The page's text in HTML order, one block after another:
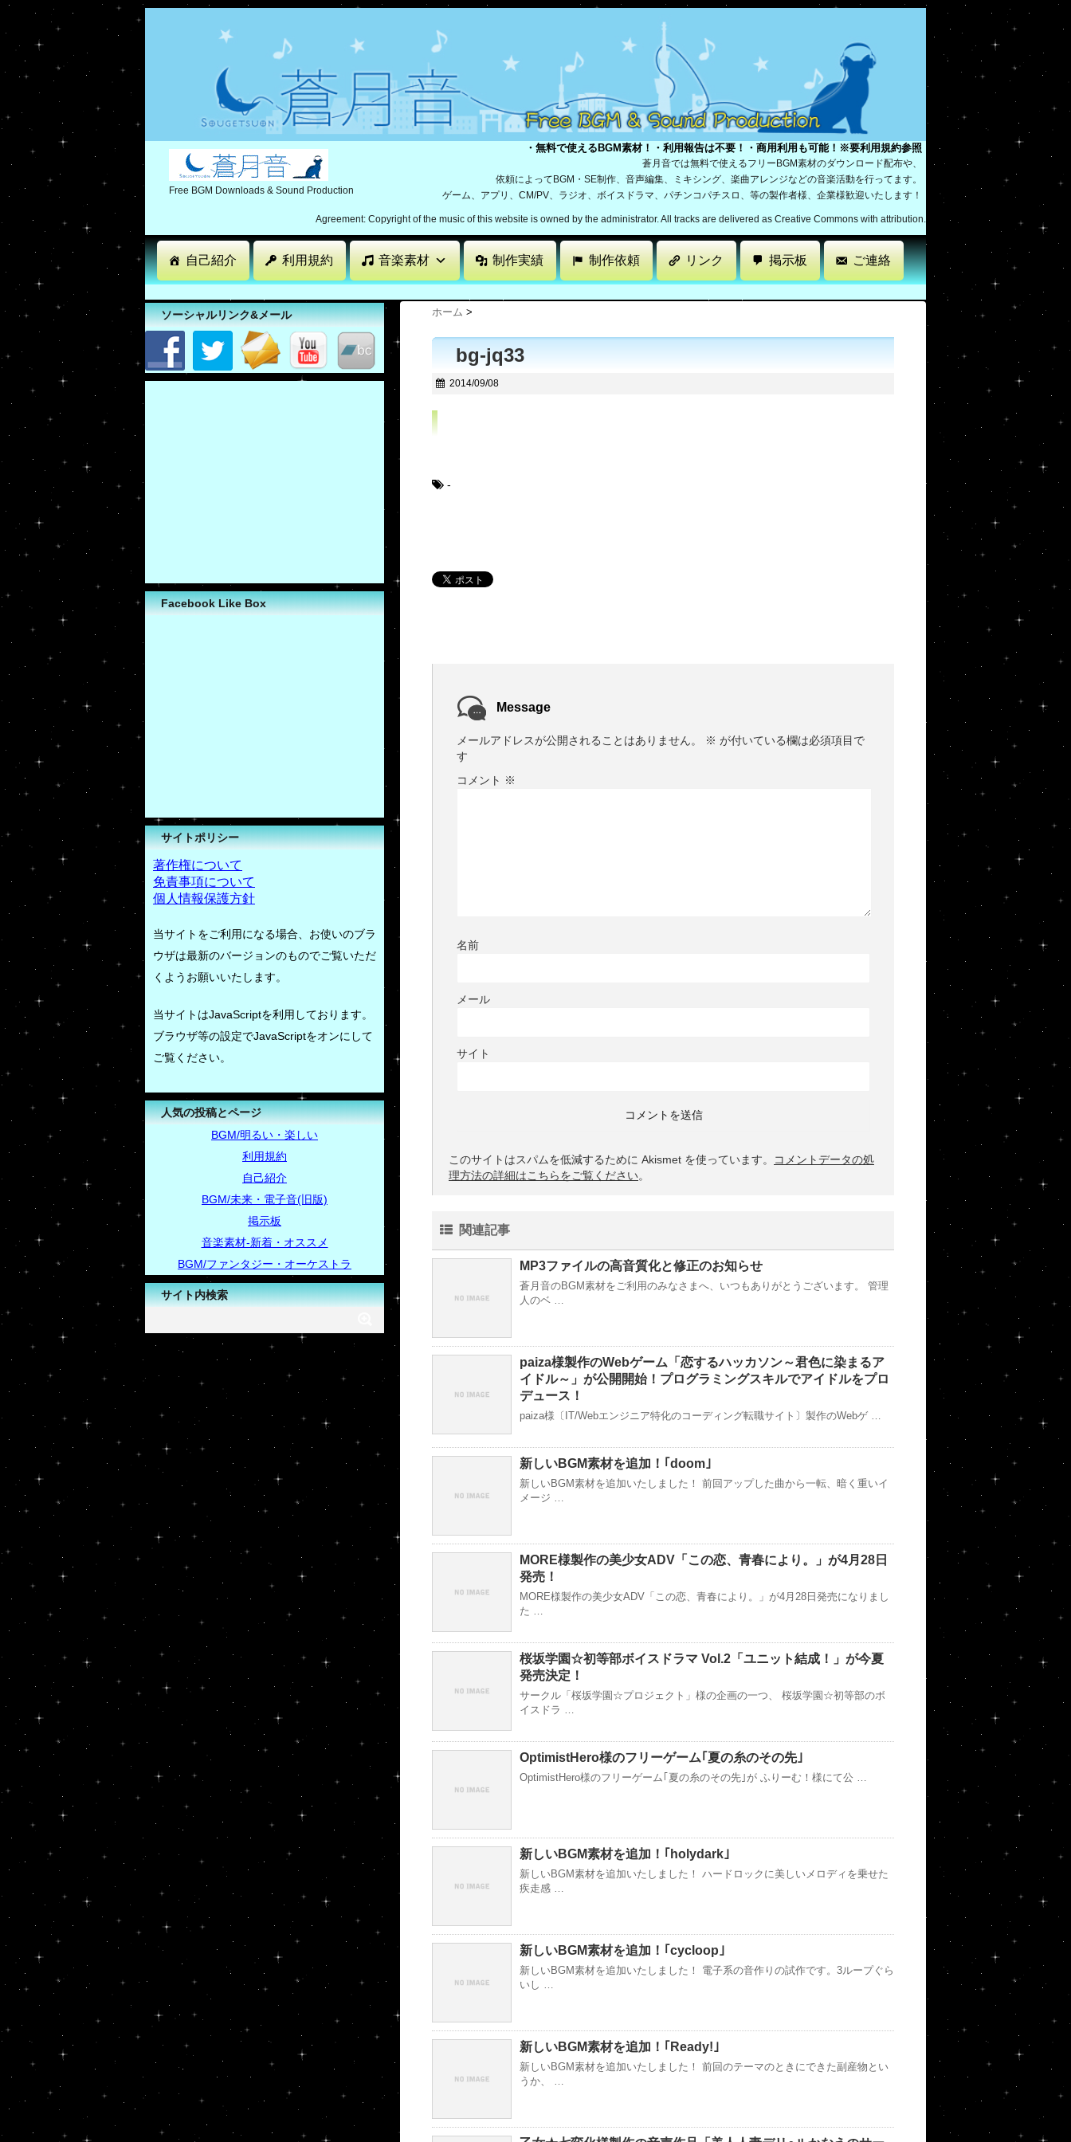
Free BGM Downloads & Sound Production
・無料で使えるBGM素材！・利用報告は不要！・商用利用も可能！※要利用規約参照
蒼月音では無料で使えるフリーBGM素材のダウンロード配布や、
依頼によってBGM・SE制作、音声編集、ミキシング、楽曲アレンジなどの音楽活動を行ってます。
ゲーム、アプリ、CM/PV、ラジオ、ボイスドラマ、パチンコパチスロ、等の製作者様、企業様歓迎いたします！
Agreement: Copyright of the music of this website is owned by the administrator. All tracks are delivered as Creative Commons with attribution.
自己紹介 利用規約 音楽素材 制作実績 制作依頼 リンク 掲示板 ご連絡
ホーム >
bg-jq33
2014/09/08
-
Message
メールアドレスが公開されることはありません。 ※ が付いている欄は必須項目で
す
コメント ※
名前
メール
サイト
このサイトはスパムを低減するために Akismet を使っています。
コメントデータの処
理方法の詳細はこちらをご覧ください。
関連記事
MP3ファイルの高音質化と修正のお知らせ
蒼月音のBGM素材をご利用のみなさまへ、いつもありがとうございます。 管理
人のベ …
paiza様製作のWebゲーム「恋するハッカソン～君色に染まるア
イドル～」が公開開始！プログラミングスキルでアイドルをプロ
デュース！
paiza様〔IT/Webエンジニア特化のコーディング転職サイト〕製作のWebゲ …
新しいBGM素材を追加！｢doom｣
新しいBGM素材を追加いたしました！ 前回アップした曲から一転、暗く重いイ
メージ …
MORE様製作の美少女ADV「この恋、青春により。」が4月28日
発売！
MORE様製作の美少女ADV「この恋、青春により。」が4月28日発売になりまし
た …
桜坂学園☆初等部ボイスドラマ Vol.2「ユニット結成！」が今夏
発売決定！
サークル「桜坂学園☆プロジェクト」様の企画の一つ、 桜坂学園☆初等部のボ
イスドラ …
OptimistHero様のフリーゲーム｢夏の糸のその先｣
OptimistHero様のフリーゲーム｢夏の糸のその先｣が ふりーむ！様にて公 …
新しいBGM素材を追加！｢holydark｣
新しいBGM素材を追加いたしました！ ハードロックに美しいメロディを乗せた
疾走感 …
新しいBGM素材を追加！｢cycloop｣
新しいBGM素材を追加いたしました！ 電子系の音作りの試作です。3ループぐら
いし …
新しいBGM素材を追加！｢Ready!｣
新しいBGM素材を追加いたしました！ 前回のテーマのときにできた副産物とい
うか、 …
ソーシャルリンク&メール
Facebook Like Box
サイトポリシー
著作権について
免責事項について
個人情報保護方針
当サイトをご利用になる場合、お使いのブラ
ウザは最新のバージョンのものでご覧いただ
くようお願いいたします。
当サイトはJavaScriptを利用しております。
ブラウザ等の設定でJavaScriptをオンにして
ご覧ください。
人気の投稿とページ
BGM/明るい・楽しい
利用規約
自己紹介
BGM/未来・電子音(旧版)
掲示板
音楽素材-新着・オススメ
BGM/ファンタジー・オーケストラ
サイト内検索
-->